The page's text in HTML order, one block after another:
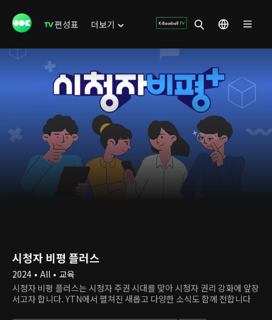
편성표 더보기
시청자 비평 플러스
2024 • All • 교육
시청자 비평 플러스는 시청자 주권 시대를 맞아 시청자 권리 강화에 앞장
서고자 합니다. YTN에서 펼쳐진 새롭고 다양한 소식도 함께 전합니다